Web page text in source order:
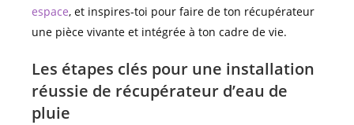
espace, et inspires-toi pour faire de ton récupérateur
une pièce vivante et intégrée à ton cadre de vie.
Les étapes clés pour une installation
réussie de récupérateur d’eau de
pluie